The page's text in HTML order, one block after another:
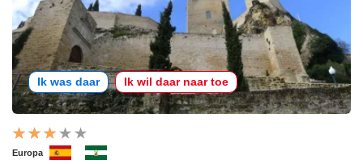
Ik was daar Ik wil daar naar toe
Europa